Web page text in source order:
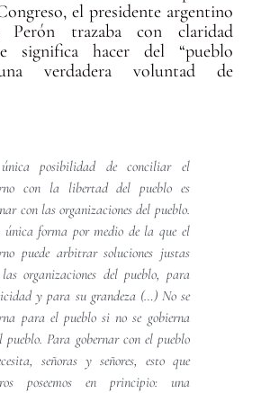
el presidente argentino
Perón trazaba con claridad
significa hacer del “pueblo
verdadera voluntad de
posibilidad de conciliar el
con la libertad del pueblo es
con las organizaciones del pueblo.
única forma por medio de la que el
puede arbitrar soluciones justas
organizaciones del pueblo, para
y para su grandeza (…) No se
para el pueblo si no se gobierna
pueblo. Para gobernar con el pueblo
señoras y señores, esto que
poseemos en principio: una